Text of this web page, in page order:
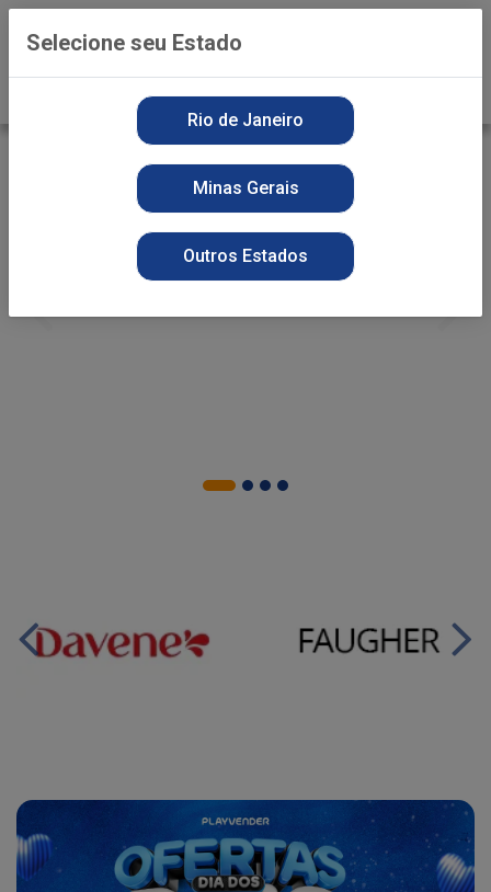
Selecione seu Estado
Rio de Janeiro
Minas Gerais
Outros Estados